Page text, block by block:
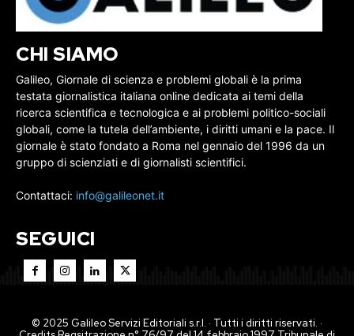
CHI SIAMO
Galileo, Giornale di scienza e problemi globali è la prima
testata giornalistica italiana online dedicata ai temi della
ricerca scientifica e tecnologica e ai problemi politico-sociali
globali, come la tutela dell’ambiente, i diritti umani e la pace. Il
giornale è stato fondato a Roma nel gennaio del 1996 da un
gruppo di scienziati e di giornalisti scientifici.
Contattaci: info@galileonet.it
SEGUICI
© 2025 Galileo Servizi Editoriali s.r.l. · Tutti i diritti riservati. ·